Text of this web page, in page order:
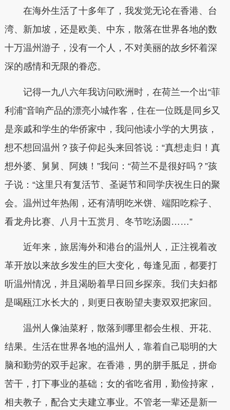
在海外生活了十多年了，我发觉无论在香港、台
湾、新加坡，还是欧美、中东，散落在世界各地的数
十万温州游子，没有一个人，不对美丽的故乡怀着深
深的感情和无限的眷恋。
记得一九八六年我访问欧洲时，在荷兰一个出“菲
利浦”音响产品的漂亮小城作客，住在一位既是同乡又
是亲戚和学生的华侨家中，我问他读小学的大男孩，
想不想回温州？孩子仰起头来回答说：“真想走归！真
想外婆、舅舅、阿姨！”我问：“荷兰不是很好吗？”孩
子说：“这里只有复活节、圣诞节和同学庆祝生日的聚
会。温州过年热闹，还有清明吃米饼、端阳吃粽子、
看龙舟比赛、八月十五赏月、冬节吃汤圆……”
近年来，旅居海外和港台的温州人，正注视着改
革开放以来故乡发生的巨大变化，每逢见面，都要打
听温州情况，并且渴盼着早日回乡探亲。我们夫妇都
是喝瓯江水长大的，则更日夜盼望夫妻双双把家回。
温州人像油菜籽，散落到哪里都会生根、开花、
结果。生活在世界各地的温州人，靠着自己聪明的大
脑和勤劳的双手起家。在香港，男的胼手胝足，拼命
苦干，打下事业的基础；女的省吃省用，勤俭持家，
相夫教子，配合丈夫建立事业。不管老一辈还是新一